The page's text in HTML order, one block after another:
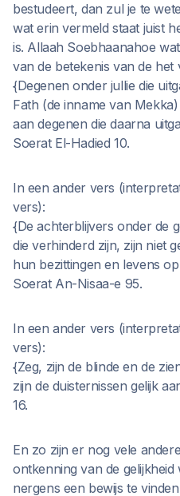
bestudeert, dan zul je te
wat erin vermeld staat juist
is. Allaah Soebhaanahoe
van de betekenis van de het
{Degenen onder jullie die
Fath (de inname van
aan degenen die daarna
Soerat El-Hadied 10.
In een ander vers
vers):
{De achterblijvers onder de
die verhinderd zijn, zijn niet
hun bezittingen en levens
Soerat An-Nisaa-e 95.
In een ander vers
vers):
{Zeg, zijn de blinde en de
zijn de duisternissen gelijk
16.
En zo zijn er nog vele
ontkenning van de gelijkheid
nergens een bewijs te